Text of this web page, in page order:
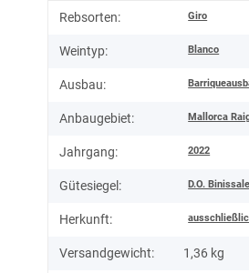
Produkteigenschaft
Wert
Rebsorten: Giro
Weintyp: Blanco
Ausbau:
Anbaugebiet: Mallorca
Jahrgang: 2022
Gütesiegel: D.O.
Herkunft:
Versandgewicht: 1,36 kg